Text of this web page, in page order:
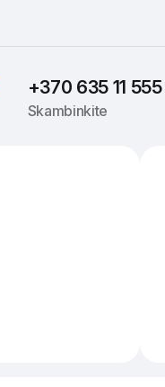
+370 635 11 555
Skambinkite